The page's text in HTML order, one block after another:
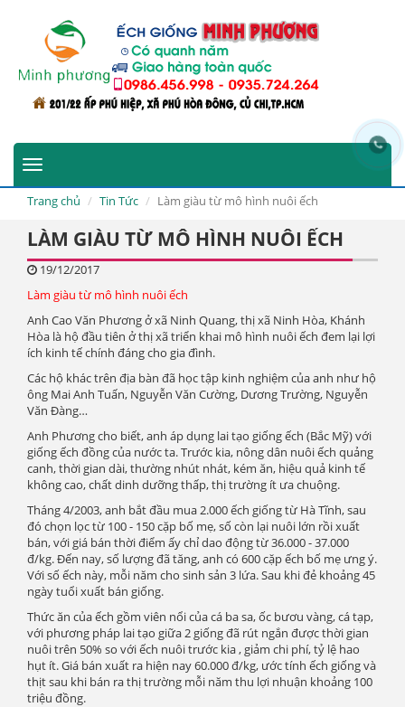
Toggle
Trang chủ
Tin Tức Làm giàu từ mô hình nuôi ếch
LÀM GIÀU TỪ MÔ HÌNH NUÔI ẾCH
19/12/2017
Làm giàu từ mô hình nuôi ếch
Anh Cao Văn Phương ở xã Ninh Quang, thị xã Ninh Hòa, Khánh
Hòa là hộ đầu tiên ở thị xã triển khai mô hình nuôi ếch đem lại lợi
ích kinh tế chính đáng cho gia đình.
Các hộ khác trên địa bàn đã học tập kinh nghiệm của anh như hộ
ông Mai Anh Tuấn, Nguyễn Văn Cường, Dương Trường, Nguyễn
Văn Đàng…
Anh Phương cho biết, anh áp dụng lai tạo giống ếch (Bắc Mỹ) với
giống ếch đồng của nước ta. Trước kia, nông dân nuôi ếch quảng
canh, thời gian dài, thường nhút nhát, kém ăn, hiệu quả kinh tế
không cao, chất dinh dưỡng thấp, thị trường ít ưa chuộng.
Tháng 4/2003, anh bắt đầu mua 2.000 ếch giống từ Hà Tĩnh, sau
đó chọn lọc từ 100 - 150 cặp bố mẹ, số còn lại nuôi lớn rồi xuất
bán, với giá bán thời điểm ấy chỉ dao động từ 36.000 - 37.000
đ/kg. Đến nay, số lượng đã tăng, anh có 600 cặp ếch bố mẹ ưng ý.
Với số ếch này, mỗi năm cho sinh sản 3 lứa. Sau khi đẻ khoảng 45
ngày tuổi xuất bán giống.
Thức ăn của ếch gồm viên nổi của cá ba sa, ốc bươu vàng, cá tạp,
với phương pháp lai tạo giữa 2 giống đã rút ngắn được thời gian
nuôi trên 50% so với ếch nuôi trước kia , giảm chi phí, tỷ lệ hao
hụt ít. Giá bán xuất ra hiện nay 60.000 đ/kg, ước tính ếch giống và
thịt sau khi bán ra thị trường mỗi năm thu lợi nhuận khoảng 100
triệu đồng.